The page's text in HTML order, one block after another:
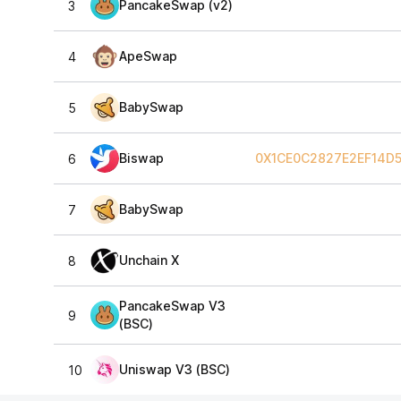
3 PancakeSwap (v2)
4 ApeSwap
5 BabySwap
6 Biswap
7 BabySwap
8 Unchain X
9
PancakeSwap V3
(BSC)
10 Uniswap V3 (BSC)